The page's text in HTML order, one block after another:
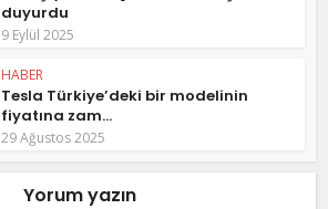
duyurdu
9 Eylül 2025
HABER
Tesla Türkiye’deki bir modelinin
fiyatına zam...
29 Ağustos 2025
Yorum yazın